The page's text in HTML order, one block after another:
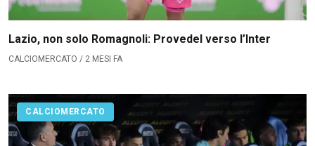
Lazio, non solo Romagnoli: Provedel verso l’Inter
CALCIOMERCATO / 2 MESI FA
CALCIOMERCATO